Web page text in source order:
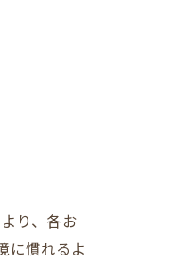
り、各お
に慣れるよ